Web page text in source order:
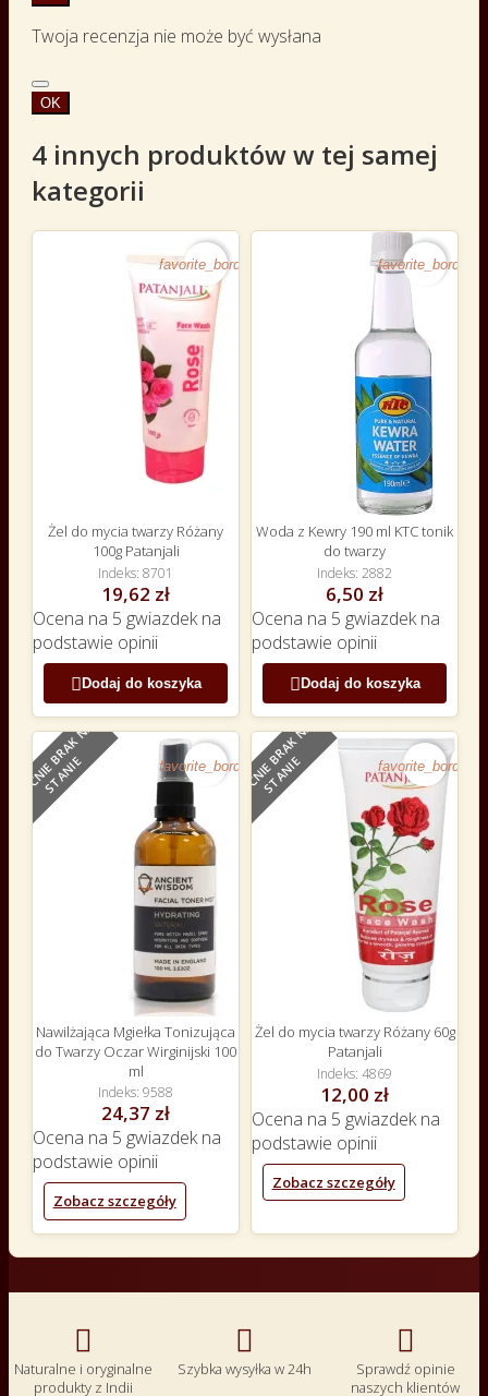
Twoja recenzja nie może być wysłana
OK
4 innych produktów w tej samej
kategorii
favorite_border
Żel do mycia twarzy Różany
100g Patanjali
Indeks 8701
19,62 zł
Ocena na 5 gwiazdek na
podstawie opinii
 Dodaj do koszyka
favorite_border
Woda z Kewry 190 ml KTC tonik
do twarzy
Indeks 2882
6,50 zł
Ocena na 5 gwiazdek na
podstawie opinii
 Dodaj do koszyka
NOWY
O
B
E
C
N
I
E
B
R
A
K
N
A
S
T
A
N
I
E favorite_border
Nawilżająca Mgiełka Tonizująca
do Twarzy Oczar Wirginijski 100
ml
Indeks 9588
24,37 zł
Ocena na 5 gwiazdek na
podstawie opinii
Zobacz szczegóły
O
B
E
C
N
I
E
B
R
A
K
N
A
S
T
A
N
I
E favorite_border
Żel do mycia twarzy Różany 60g
Patanjali
Indeks 4869
12,00 zł
Ocena na 5 gwiazdek na
podstawie opinii
Zobacz szczegóły

Naturalne i oryginalne
produkty z Indii

Szybka wysyłka w 24h

Sprawdź opinie
naszych klientów